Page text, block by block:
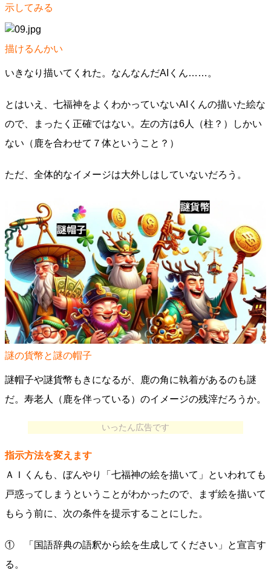
示してみる
描けるんかい
いきなり描いてくれた。なんなんだAIくん……。
とはいえ、七福神をよくわかっていないAIくんの描いた絵な
ので、まったく正確ではない。左の方は6人（柱？）しかい
ない（鹿を合わせて７体ということ？）
ただ、全体的なイメージは大外しはしていないだろう。
謎の貨幣と謎の帽子
謎帽子や謎貨幣もきになるが、鹿の角に執着があるのも謎
だ。寿老人（鹿を伴っている）のイメージの残滓だろうか。
いったん広告です
指示方法を変えます
ＡＩくんも、ぼんやり「七福神の絵を描いて」といわれても
戸惑ってしまうということがわかったので、まず絵を描いて
もらう前に、次の条件を提示することにした。
① 「国語辞典の語釈から絵を生成してください」と宣言す
る。